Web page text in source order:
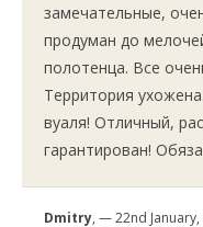
замечательные,
продуман до
полотенца. Все
Территория
вуаля! Отличный,
гарантирован!
Dmitry, — 22nd January,